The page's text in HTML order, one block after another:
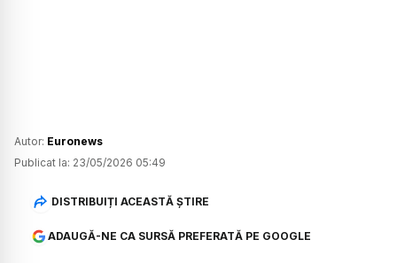
Autor: Euronews
Publicat la: 23/05/2026 05:49
DISTRIBUIȚI ACEASTĂ ȘTIRE
ADAUGĂ-NE CA SURSĂ PREFERATĂ PE GOOGLE